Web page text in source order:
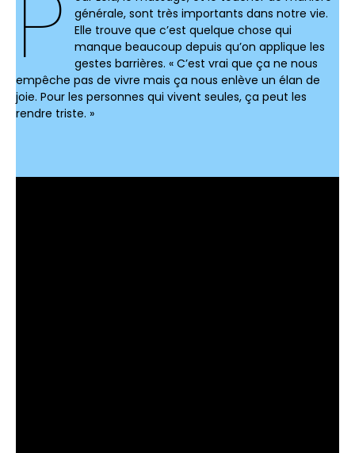
générale, sont très importants dans notre vie.
Elle trouve que c’est quelque chose qui
manque beaucoup depuis qu’on applique les
gestes barrières. « C’est vrai que ça ne nous
empêche pas de vivre mais ça nous enlève un élan de
joie. Pour les personnes qui vivent seules, ça peut les
rendre triste. »